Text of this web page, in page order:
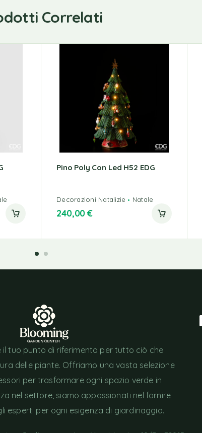
Correlati
Pino Poly Con Led H52 EDG
Decorazioni Natalizie Natale
240,00€
il tuo punto di riferimento per tutto ciò che
delle piante. Offriamo una vasta selezione
per trasformare ogni spazio verde in
nel settore, siamo appassionati nel fornire
esperti per ogni esigenza di giardinaggio.